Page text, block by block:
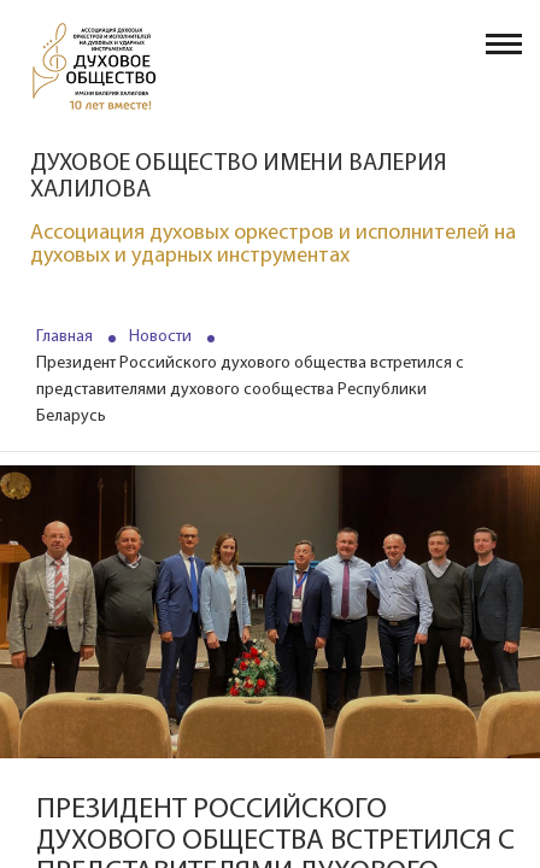
ДУХОВОЕ ОБЩЕСТВО ИМЕНИ ВАЛЕРИЯ
ХАЛИЛОВА
Ассоциация духовых оркестров и исполнителей на
духовых и ударных инструментах
Главная
Новости
Президент Российского духового общества встретился с
представителями духового сообщества Республики
Беларусь
ПРЕЗИДЕНТ РОССИЙСКОГО
ДУХОВОГО ОБЩЕСТВА ВСТРЕТИЛСЯ С